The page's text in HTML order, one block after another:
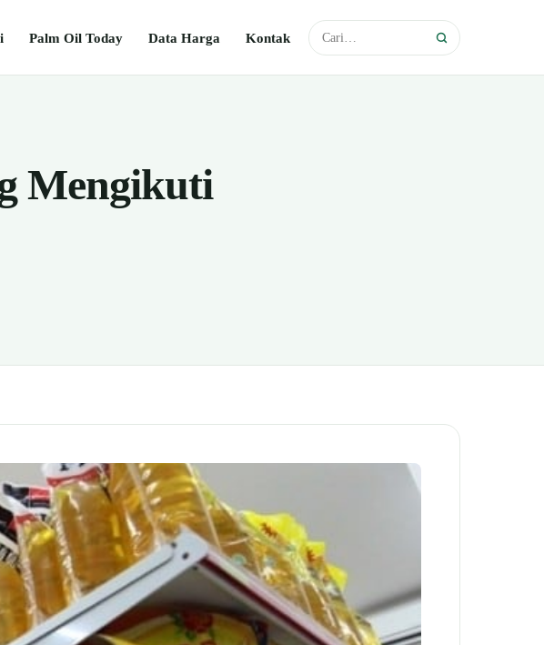
Palm Oil Today Data Harga Kontak
Mengikuti